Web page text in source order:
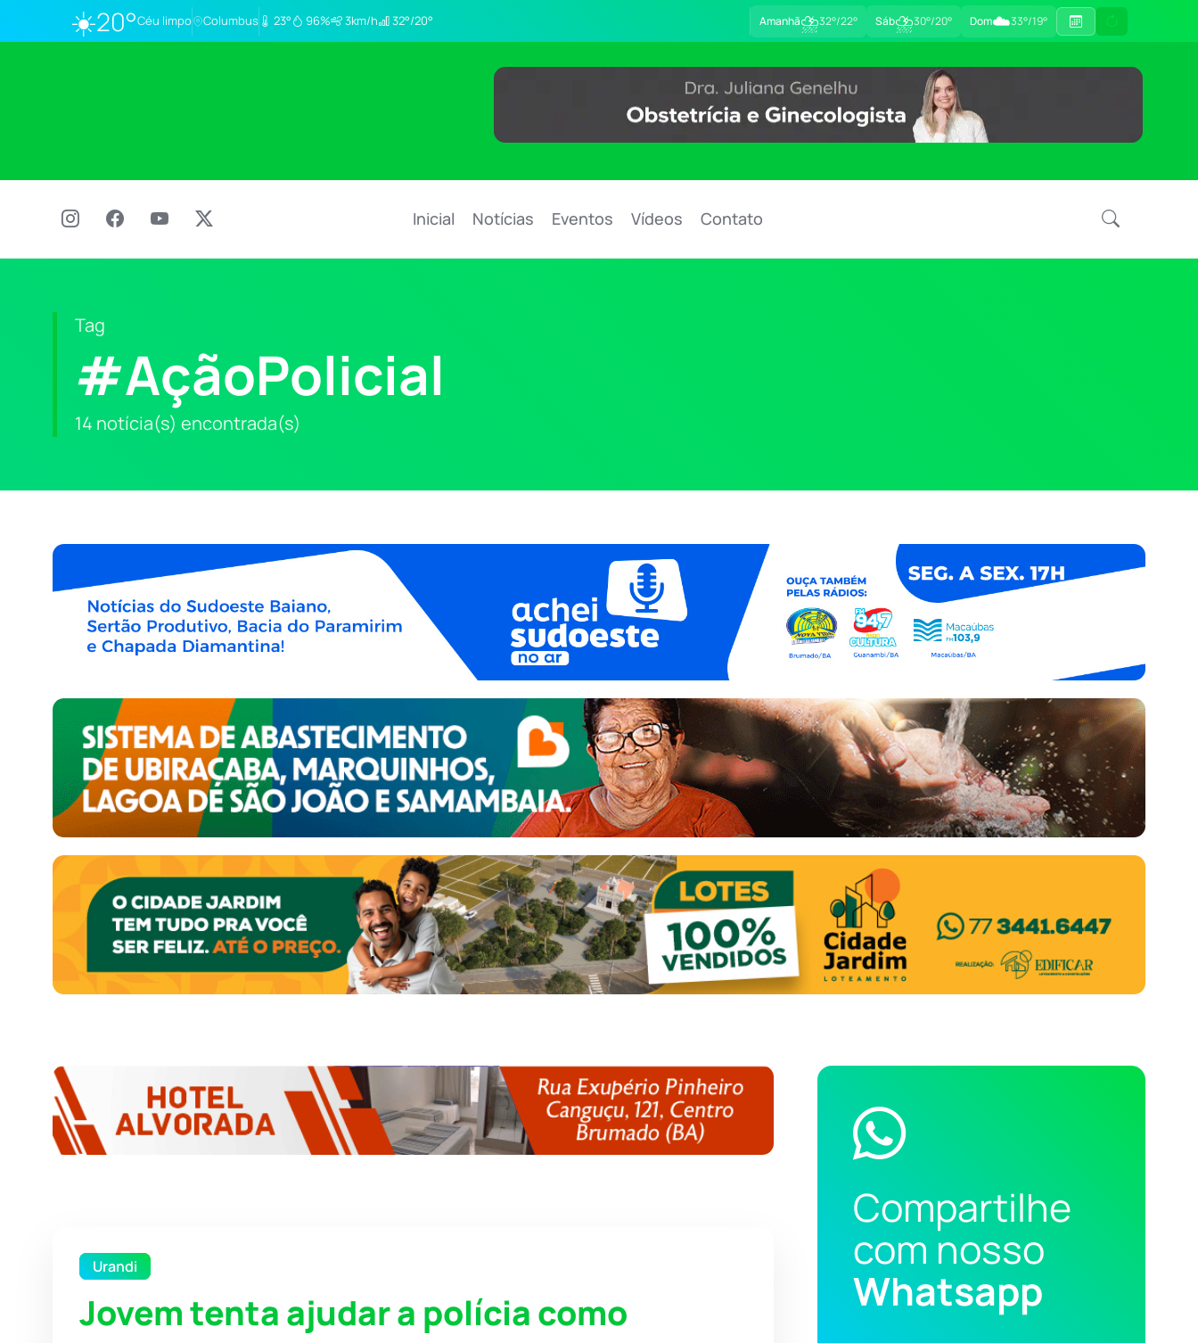
☀️20°Céu limpo Columbus 23° 96% 3km/h 32°/20° Amanhã⛈32°/22° Sáb⛈30°/20° Dom☁️33°/19°
Inicial Notícias Eventos Vídeos Contato
Tag
#AçãoPolicial
14 notícia(s) encontrada(s)
Urandi
Jovem tenta ajudar a polícia como
Compartilhe
com nosso
Whatsapp